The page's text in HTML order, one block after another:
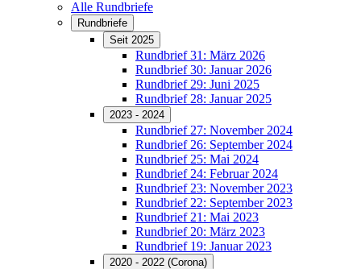
Alle Rundbriefe
Rundbriefe
Seit 2025
Rundbrief 31: März 2026
Rundbrief 30: Januar 2026
Rundbrief 29: Juni 2025
Rundbrief 28: Januar 2025
2023 - 2024
Rundbrief 27: November 2024
Rundbrief 26: September 2024
Rundbrief 25: Mai 2024
Rundbrief 24: Februar 2024
Rundbrief 23: November 2023
Rundbrief 22: September 2023
Rundbrief 21: Mai 2023
Rundbrief 20: März 2023
Rundbrief 19: Januar 2023
2020 - 2022 (Corona)